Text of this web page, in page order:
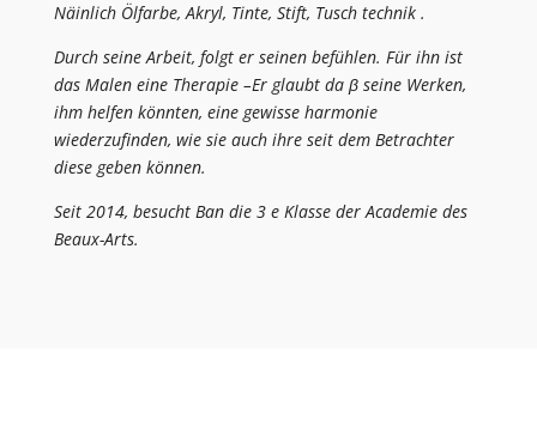
Näinlich Ölfarbe, Akryl, Tinte, Stift, Tusch technik .
Durch seine Arbeit, folgt er seinen befühlen. Für ihn ist
das Malen eine Therapie –Er glaubt da β seine Werken,
ihm helfen könnten, eine gewisse harmonie
wiederzufinden, wie sie auch ihre seit dem Betrachter
diese geben können.
Seit 2014, besucht Ban die 3 e Klasse der Academie des
Beaux-Arts.